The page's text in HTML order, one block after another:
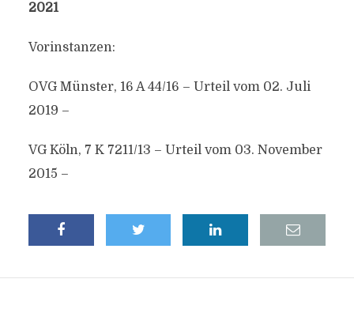
2021
Vorinstanzen:
OVG Münster, 16 A 44/16 – Urteil vom 02. Juli
2019 –
VG Köln, 7 K 7211/13 – Urteil vom 03. November
2015 –